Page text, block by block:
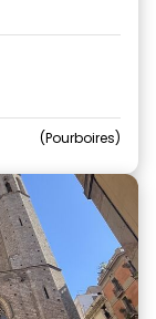
Pourboires